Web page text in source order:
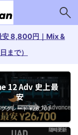
8,800円｜Mix &
まで）
12 Adv 史上最
安
グレード ¥26,700